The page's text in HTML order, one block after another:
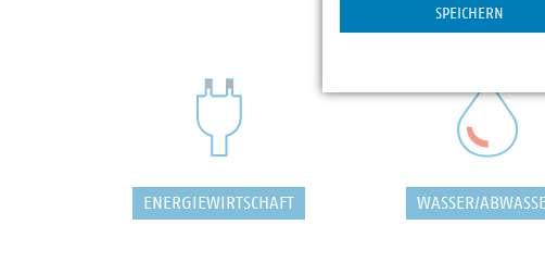
ENERGIEWIRTSCHAFT WASSER/
SPEICHERN